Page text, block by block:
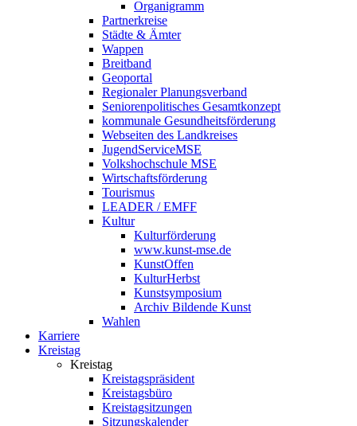
Organigramm
Partnerkreise
Städte & Ämter
Wappen
Breitband
Geoportal
Regionaler Planungsverband
Seniorenpolitisches Gesamtkonzept
kommunale Gesundheitsförderung
Webseiten des Landkreises
JugendServiceMSE
Volkshochschule MSE
Wirtschaftsförderung
Tourismus
LEADER / EMFF
Kultur
Kulturförderung
www.kunst-mse.de
KunstOffen
KulturHerbst
Kunstsymposium
Archiv Bildende Kunst
Wahlen
Karriere
Kreistag
Kreistag
Kreistagspräsident
Kreistagsbüro
Kreistagsitzungen
Sitzungskalender